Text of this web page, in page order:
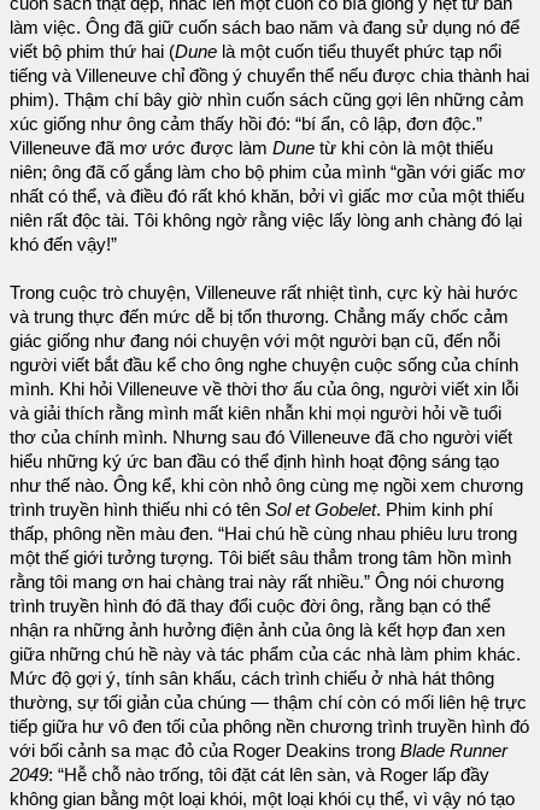
làm việc. Ông đã giữ cuốn sách bao năm và đang sử dụng nó để
viết bộ phim thứ hai (Dune là một cuốn tiểu thuyết phức tạp nổi
tiếng và Villeneuve chỉ đồng ý chuyển thể nếu được chia thành hai
phim). Thậm chí bây giờ nhìn cuốn sách cũng gợi lên những cảm
xúc giống như ông cảm thấy hồi đó: “bí ẩn, cô lập, đơn độc.”
Villeneuve đã mơ ước được làm Dune từ khi còn là một thiếu
niên; ông đã cố gắng làm cho bộ phim của mình “gần với giấc mơ
nhất có thể, và điều đó rất khó khăn, bởi vì giấc mơ của một thiếu
niên rất độc tài. Tôi không ngờ rằng việc lấy lòng anh chàng đó lại
khó đến vậy!”
Trong cuộc trò chuyện, Villeneuve rất nhiệt tình, cực kỳ hài hước
và trung thực đến mức dễ bị tổn thương. Chẳng mấy chốc cảm
giác giống như đang nói chuyện với một người bạn cũ, đến nỗi
người viết bắt đầu kể cho ông nghe chuyện cuộc sống của chính
mình. Khi hỏi Villeneuve về thời thơ ấu của ông, người viết xin lỗi
và giải thích rằng mình mất kiên nhẫn khi mọi người hỏi về tuổi
thơ của chính mình. Nhưng sau đó Villeneuve đã cho người viết
hiểu những ký ức ban đầu có thể định hình hoạt động sáng tạo
như thế nào. Ông kể, khi còn nhỏ ông cùng mẹ ngồi xem chương
trình truyền hình thiếu nhi có tên Sol et Gobelet. Phim kinh phí
thấp, phông nền màu đen. “Hai chú hề cùng nhau phiêu lưu trong
một thế giới tưởng tượng. Tôi biết sâu thẳm trong tâm hồn mình
rằng tôi mang ơn hai chàng trai này rất nhiều.” Ông nói chương
trình truyền hình đó đã thay đổi cuộc đời ông, rằng bạn có thể
nhận ra những ảnh hưởng điện ảnh của ông là kết hợp đan xen
giữa những chú hề này và tác phẩm của các nhà làm phim khác.
Mức độ gợi ý, tính sân khấu, cách trình chiếu ở nhà hát thông
thường, sự tối giản của chúng — thậm chí còn có mối liên hệ trực
tiếp giữa hư vô đen tối của phông nền chương trình truyền hình đó
với bối cảnh sa mạc đỏ của Roger Deakins trong Blade Runner
2049: “Hễ chỗ nào trống, tôi đặt cát lên sàn, và Roger lấp đầy
không gian bằng một loại khói, một loại khói cụ thể, vì vậy nó tạo